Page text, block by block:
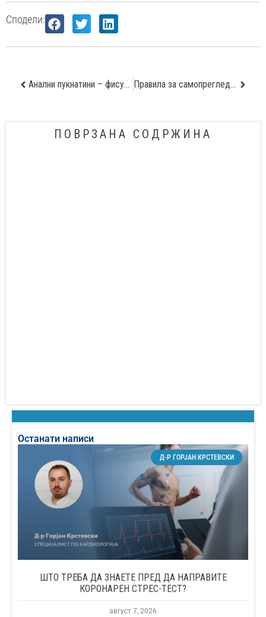
Сподели:
Анални пукнатини – фисури Правила за самопреглед на дојки
ПОВРЗАНА СОДРЖИНА
Останати написи
Д-Р ГОРЈАН КРСТЕВСКИ
ШТО ТРЕБА ДА ЗНАЕТЕ ПРЕД ДА НАПРАВИТЕ
КОРОНАРЕН СТРЕС-ТЕСТ?
август 7, 2026